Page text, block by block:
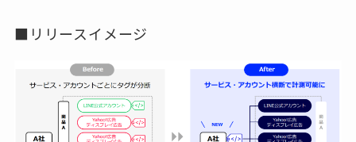
■リリースイメージ